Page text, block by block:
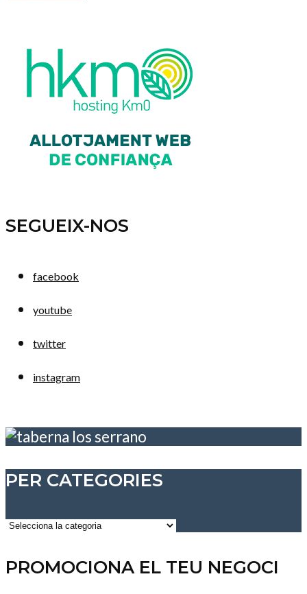
SEGUEIX-NOS
facebook
youtube
twitter
instagram
PER CATEGORIES
Per
PROMOCIONA EL TEU NEGOCI